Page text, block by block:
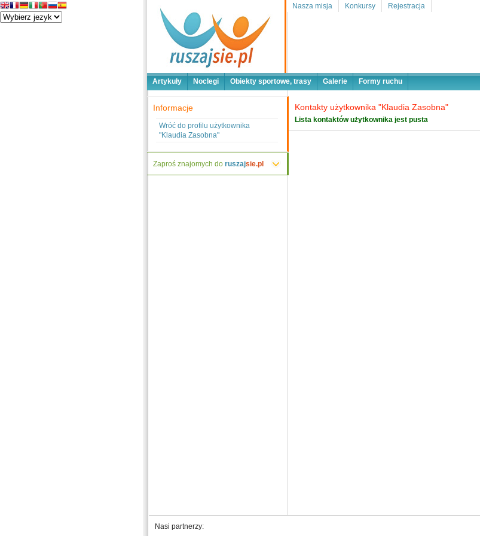
Nasza misja Konkursy Rejestracja
Artykuły
Noclegi Obiekty sportowe, trasy Galerie Formy ruchu
Informacje
Wróć do profilu użytkownika
"Klaudia Zasobna"
Zaproś znajomych do ruszajsie.pl
Kontakty użytkownika "Klaudia Zasobna"
Lista kontaktów użytkownika jest pusta
Nasi partnerzy: